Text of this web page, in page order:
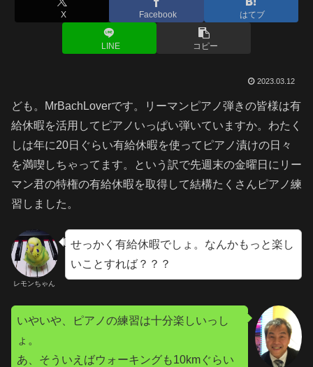
X Facebook はてブ
LINE コピー
2023.03.12
ども。MrBachLoverです。リーマンピアノ弾きの皆様は有
給休暇を活用してピアノいっぱい弾いていますか。わたく
しは年に20日ぐらい有給休暇を使ってピアノ漬けの日々
を満喫しちゃってます。という訳で先週末の金曜日にリー
マン君の特権の有給休暇を取得して結構たくさんピアノ練
習しました。
レモンちゃん
せっかく有給休暇でしょ。なんかもっと楽し
いことすれば？？？
いやいや、ピアノの練習は十分楽しいっし
ょ。
あ、そういえばウォーキングも10kmぐらい